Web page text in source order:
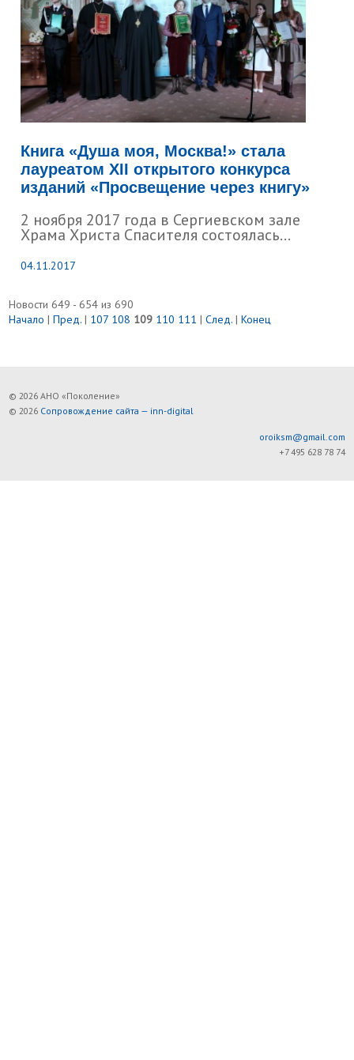
Книга «Душа моя, Москва!» стала
лауреатом XII открытого конкурса
изданий «Просвещение через книгу»
2 ноября 2017 года в Сергиевском зале
Храма Христа Спасителя состоялась...
04.11.2017
Новости 649 - 654 из 690
Начало |Пред. | 107 108 109 110 111 |След. |Конец
© 2026 АНО «Поколение»
© 2026 Сопровождение сайта — inn-digital
oroiksm@gmail.com
+7 495 628 78 74